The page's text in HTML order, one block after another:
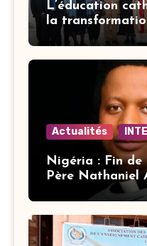
L’éducation
la
Actualités
Nigéria : Fin de
Père Nathaniel
après trois